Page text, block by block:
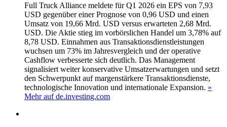
Full Truck Alliance meldete für Q1 2026 ein EPS von 7,93
USD gegenüber einer Prognose von 0,96 USD und einen
Umsatz von 19,66 Mrd. USD versus erwarteten 2,68 Mrd.
USD. Die Aktie stieg im vorbörslichen Handel um 3,78% auf
8,78 USD. Einnahmen aus Transaktionsdienstleistungen
wuchsen um 73% im Jahresvergleich und der operative
Cashflow verbesserte sich deutlich. Das Management
signalisiert weiter konservative Umsatzerwartungen und setzt
den Schwerpunkt auf margenstärkere Transaktionsdienste,
technologische Innovation und internationale Expansion. »
Mehr auf de.investing.com